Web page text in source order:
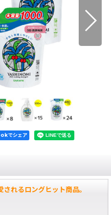
でシェア
れるロングヒット商品。